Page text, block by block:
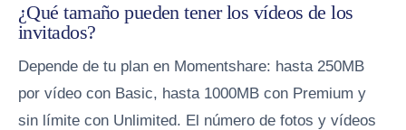
¿Qué tamaño pueden tener los vídeos de los
invitados?
Depende de tu plan en Momentshare: hasta 250MB
por vídeo con Basic, hasta 1000MB con Premium y
sin límite con Unlimited. El número de fotos y vídeos